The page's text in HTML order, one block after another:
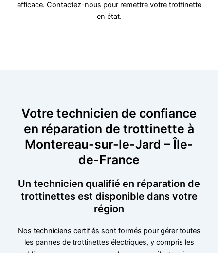
efficace. Contactez-nous pour remettre votre trottinette
en état.
Votre technicien de confiance
en réparation de trottinette à
Montereau-sur-le-Jard – Île-
de-France
Un technicien qualifié en réparation de
trottinettes est disponible dans votre
région
Nos techniciens certifiés sont formés pour gérer toutes
les pannes de trottinettes électriques, y compris les